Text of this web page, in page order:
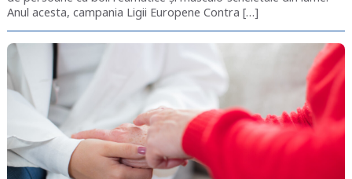
Anul acesta, campania Ligii Europene Contra […]